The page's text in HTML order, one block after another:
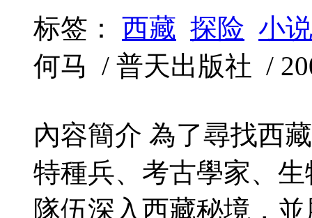
标签： 西藏 探险 小说
何马 / 普天出版社 /
內容簡介 為了尋找西
特種兵、考古學家、
隊伍深入西藏秘境，